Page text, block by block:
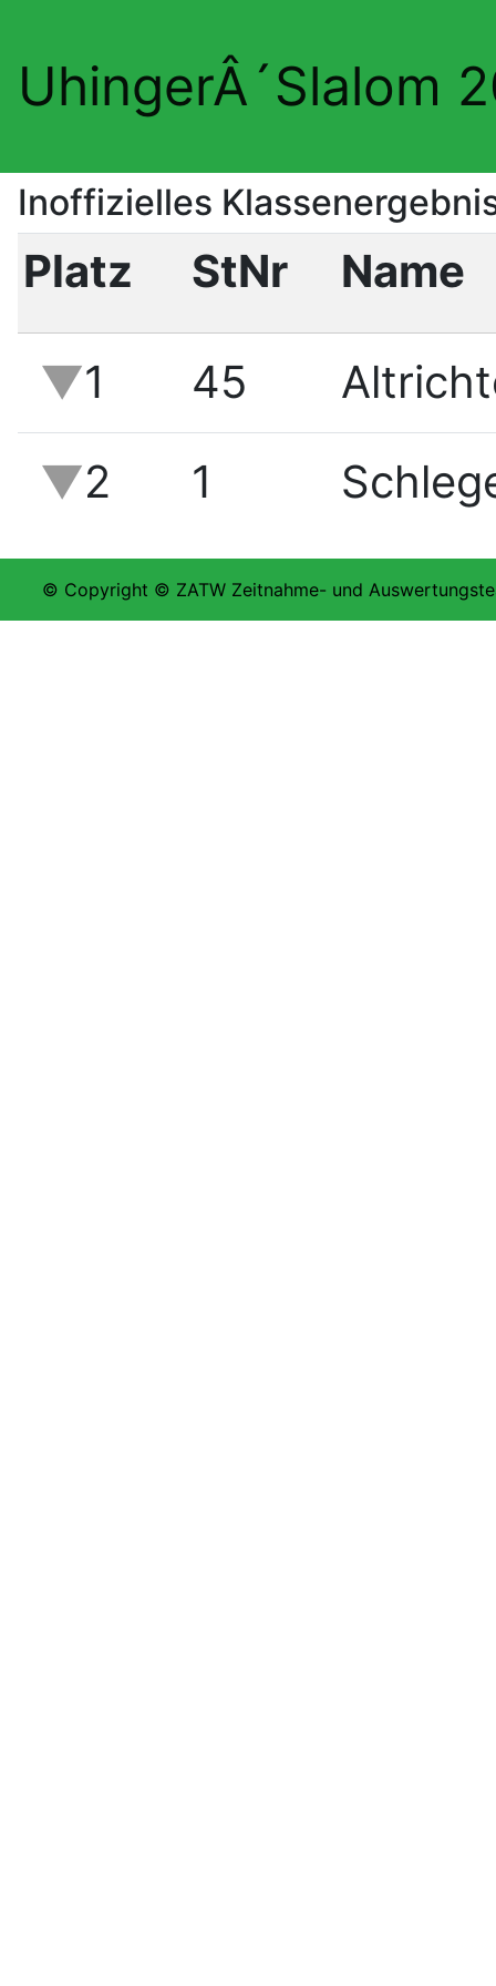
UhingerÂ´Slalom
Inoffizielles
Platz StNr Name
1 45
2
1
© Copyright © ZATW Zeitnahme- und